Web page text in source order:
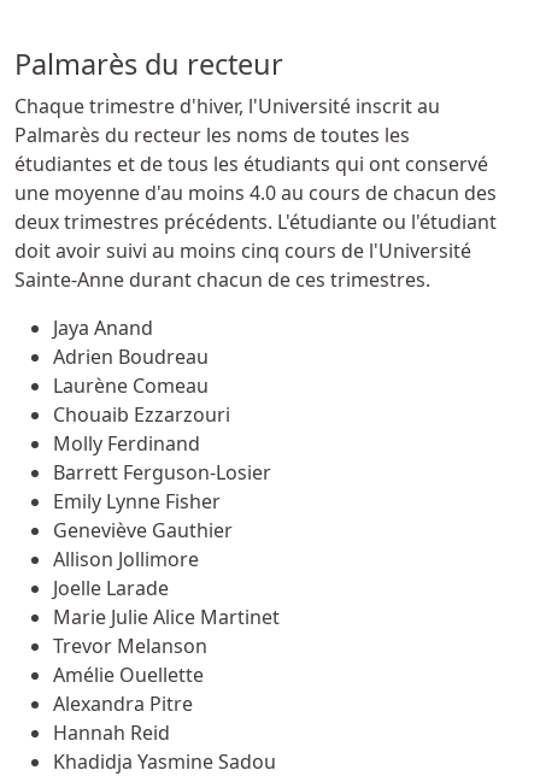
Palmarès du recteur
Chaque trimestre d'hiver, l'Université inscrit au
Palmarès du recteur les noms de toutes les
étudiantes et de tous les étudiants qui ont conservé
une moyenne d'au moins 4.0 au cours de chacun des
deux trimestres précédents. L'étudiante ou l'étudiant
doit avoir suivi au moins cinq cours de l'Université
Sainte-Anne durant chacun de ces trimestres.
Jaya Anand
Adrien Boudreau
Laurène Comeau
Chouaib Ezzarzouri
Molly Ferdinand
Barrett Ferguson-Losier
Emily Lynne Fisher
Geneviève Gauthier
Allison Jollimore
Joelle Larade
Marie Julie Alice Martinet
Trevor Melanson
Amélie Ouellette
Alexandra Pitre
Hannah Reid
Khadidja Yasmine Sadou